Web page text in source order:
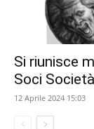
Si riunisce
Soci
12 Aprile 2024 15:03